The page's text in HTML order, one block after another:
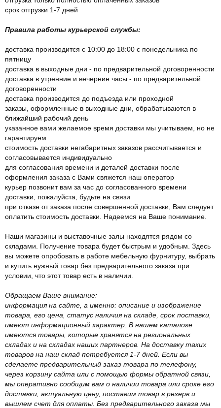
срок отгрузки 1-7 дней
Правила работы курьерской службы:
доставка производится с 10:00 до 18:00 с понедельника по
пятницу
доставка в выходные дни - по предварительной договоренности
доставка в утренние и вечерние часы - по предварительной
договоренности
доставка производится до подъезда или проходной
заказы, оформленные в выходные дни, обрабатываются в
ближайший рабочий день
указанное вами желаемое время доставки мы учитываем, но не
гарантируем
стоимость доставки негабаритных заказов рассчитывается и
согласовывается индивидуально
для согласования времени и деталей доставки после
оформления заказа с Вами свяжется наш оператор
курьер позвонит вам за час до согласованного времени
доставки, пожалуйста, будьте на связи
при отказе от заказа после совершенной доставки, Вам следует
оплатить стоимость доставки. Надеемся на Ваше понимание.
Наши магазины и выставочные залы находятся рядом со
складами. Получение товара будет быстрым и удобным. Здесь
вы можете опробовать в работе мебельную фурнитуру, выбрать
и купить нужный товар без предварительного заказа при
условии, что этот товар есть в наличии.
Обращаем Ваше внимание:
информация на сайте, а именно: описание и изображение
товара, его цена, статус наличия на складе, срок поставки,
имеют информационный характер. В нашем каталоге
имеются товары, которые хранятся на региональных
складах и на складах наших партнеров. На доставку таких
товаров на наш склад потребуется 1-7 дней. Если вы
сделаете предварительный заказ товара по телефону,
через корзину сайта или с помощью формы обратной связи,
мы оперативно сообщим вам о наличии товара или сроке его
доставки, актуальную цену, поставим товар в резерв и
вышлем счет для оплаты. Без предварительного заказа мы